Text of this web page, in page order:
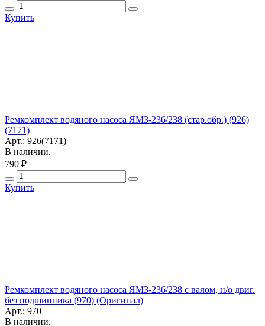
Купить
Ремкомплект водяного насоса ЯМЗ-236/238 (стар.обр.) (926)
(7171)
Арт.: 926(7171)
В наличии.
790 ₽
Купить
Ремкомплект водяного насоса ЯМЗ-236/238 с валом, н/о двиг.
без подшипника (970) (Оригинал)
Арт.: 970
В наличии.